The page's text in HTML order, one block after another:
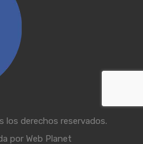
los derechos reservados.
por Web Planet